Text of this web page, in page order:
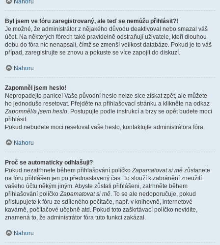
Nahoru
Byl jsem ve fóru zaregistrovaný, ale teď se nemůžu přihlásit?!
Je možné, že administrátor z nějakého důvodu deaktivoval nebo smazal váš
účet. Na některých fórech také pravidelně odstraňují uživatele, kteří dlouhou
dobu do fóra nic nenapsali, čímž se zmenší velikost databáze. Pokud je to váš
případ, zaregistrujte se znovu a pokuste se více zapojit do diskuzí.
Nahoru
Zapomněl jsem heslo!
Nepropadejte panice! Vaše původní heslo nelze sice získat zpět, ale můžete
ho jednoduše resetovat. Přejděte na přihlašovací stránku a klikněte na odkaz
Zapomněl/a jsem heslo. Postupujte podle instrukcí a brzy se opět budete moci
přihlásit.
Pokud nebudete moci resetovat vaše heslo, kontaktujte administrátora fóra.
Nahoru
Proč se automaticky odhlašuji?
Pokud nezatrhnete během přihlašování políčkoZapamatovat si mě zůstanete
na fóru přihlášen jen po přednastavený čas. To slouží k zabránění zneužití
vašeho účtu někým jiným. Abyste zůstali přihlášeni, zatrhněte během
přihlašování políčkoZapamatovat si mě. To se ale nedoporučuje, pokud
přistupujete k fóru ze sdíleného počítače, např. v knihovně, internetové
kavárně, počítačové učebně atd. Pokud toto zaškrtávací políčko nevidíte,
znamená to, že administrátor fóra tuto funkci zakázal.
Nahoru